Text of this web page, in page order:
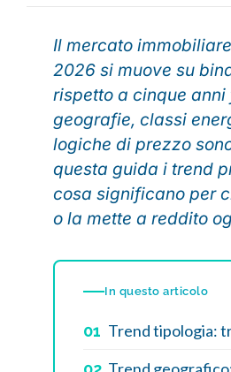
Il mercato
2026 si muove su
rispetto a cinque anni
geografie, classi
logiche di prezzo
questa guida i trend
cosa significano per
o la mette a reddito
In questo articolo
01 Trend tipologia: